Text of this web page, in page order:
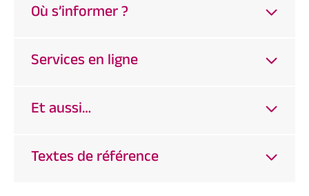
Où s’informer ?
Services en ligne
Et aussi…
Textes de référence